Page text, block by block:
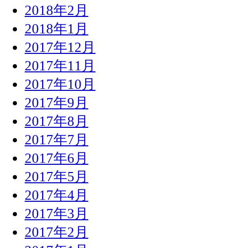
2018年2月
2018年1月
2017年12月
2017年11月
2017年10月
2017年9月
2017年8月
2017年7月
2017年6月
2017年5月
2017年4月
2017年3月
2017年2月